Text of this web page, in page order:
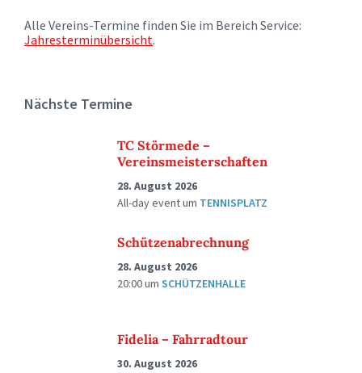
Alle Vereins-Termine finden Sie im Bereich Service:
Jahresterminübersicht.
Nächste Termine
TC Störmede –
Vereinsmeisterschaften
28. August 2026
All-day eventum TENNISPLATZ
Schützenabrechnung
28. August 2026
20:00um SCHÜTZENHALLE
Fidelia – Fahrradtour
30. August 2026